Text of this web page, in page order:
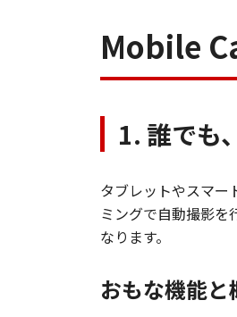
Mobile
1. 誰でも
タブレットやスマー
ミングで自動撮影を
なります。
おもな機能と